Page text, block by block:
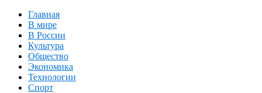
Главная
В мире
В России
Культура
Общество
Экономика
Технологии
Спорт